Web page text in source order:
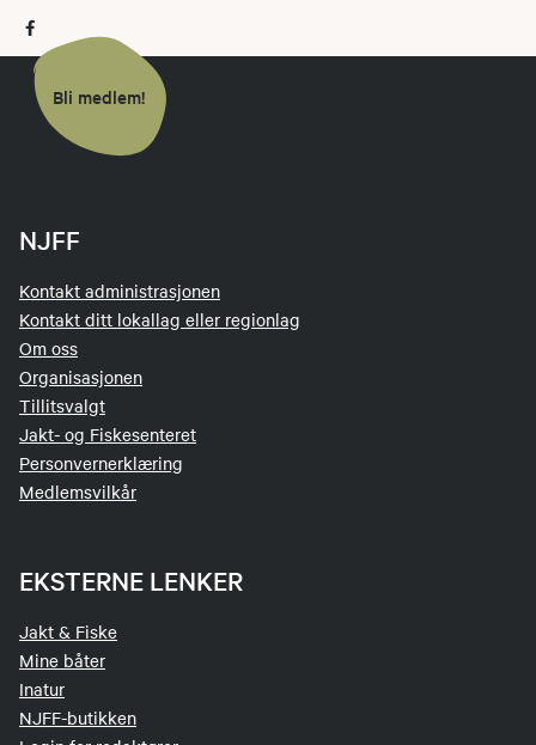
Bli medlem!
NJFF
Kontakt administrasjonen
Kontakt ditt lokallag eller regionlag
Om oss
Organisasjonen
Tillitsvalgt
Jakt- og Fiskesenteret
Personvernerklæring
Medlemsvilkår
EKSTERNE LENKER
Jakt & Fiske
Mine båter
Inatur
NJFF-butikken